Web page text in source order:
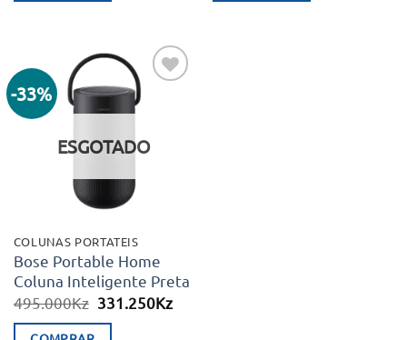
-33%
Adicionar
aos meus
ESGOTADO
COLUNAS PORTATEIS
Bose Portable Home
Coluna Inteligente Preta
495.000Kz O
331.250KzO